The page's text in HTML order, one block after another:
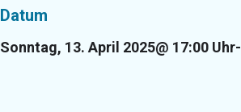
Datum
Sonntag, 13. April 2025@ 17:00 Uhr-